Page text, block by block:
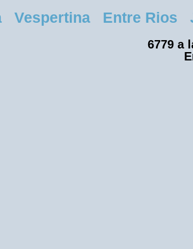
Vespertina Entre Rios
6779 a